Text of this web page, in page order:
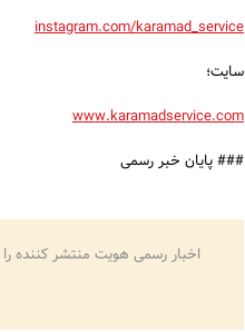
instagram.com/karamad_service
سایت؛
www.karamadservice.com
### پایان خبر رسمی
اخبار رسمی هویت منتشر کننده